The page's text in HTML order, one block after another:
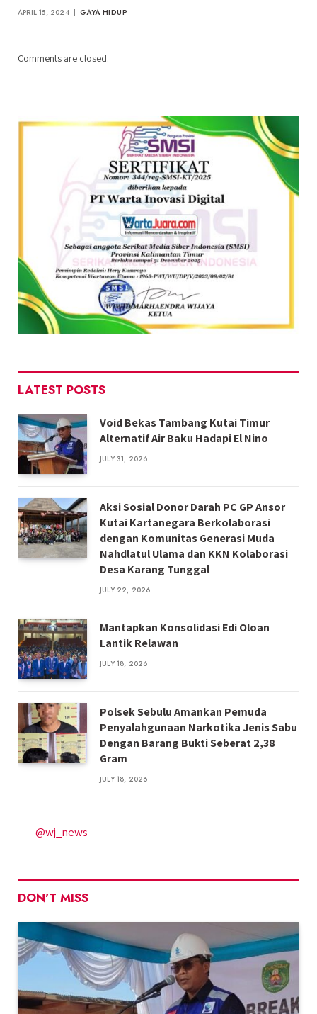
APRIL 15, 2024 GAYA HIDUP
Comments are closed.
LATEST POSTS
Void Bekas Tambang Kutai Timur
Alternatif Air Baku Hadapi El Nino
JULY 31, 2026
Aksi Sosial Donor Darah PC GP Ansor
Kutai Kartanegara Berkolaborasi
dengan Komunitas Generasi Muda
Nahdlatul Ulama dan KKN Kolaborasi
Desa Karang Tunggal
JULY 22, 2026
Mantapkan Konsolidasi Edi Oloan
Lantik Relawan
JULY 18, 2026
Polsek Sebulu Amankan Pemuda
Penyalahgunaan Narkotika Jenis Sabu
Dengan Barang Bukti Seberat 2,38
Gram
JULY 18, 2026
@wj_news
DON'T MISS